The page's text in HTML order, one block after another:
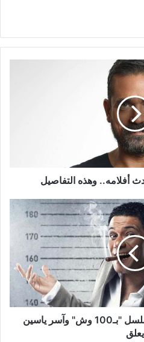
أفلامه.. وهذه التفاصيل
حالة نصب على طريقة مسلسل "بـ100 وش" وآسر ياسين
يعلق